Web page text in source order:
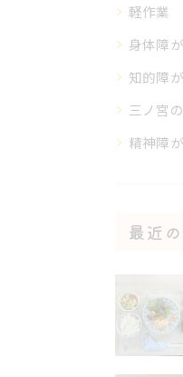
軽作業
身体障
知的障
三ノ宮
精神障
最近